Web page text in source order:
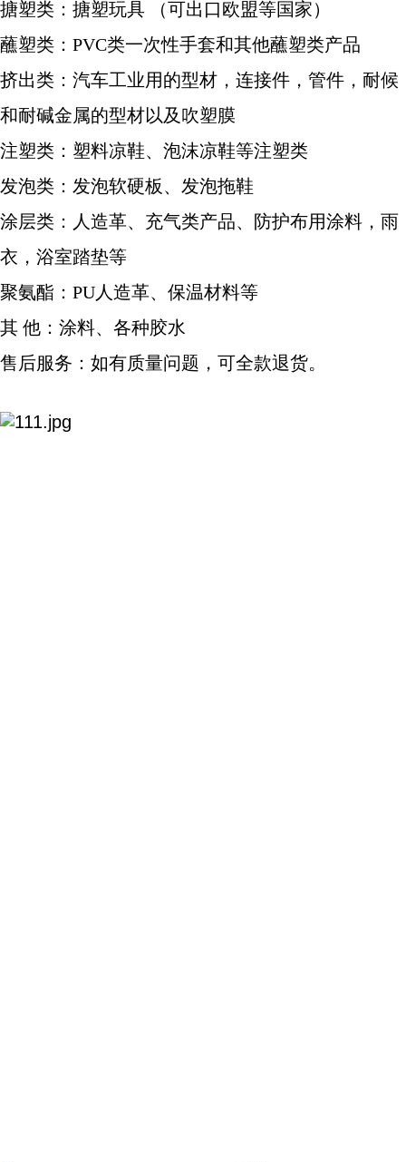
搪塑类：搪塑玩具 （可出口欧盟等国家）
蘸塑类：PVC类一次性手套和其他蘸塑类产品
挤出类：汽车工业用的型材，连接件，管件，耐候
和耐碱金属的型材以及吹塑膜
注塑类：塑料凉鞋、泡沫凉鞋等注塑类
发泡类：发泡软硬板、发泡拖鞋
涂层类：人造革、充气类产品、防护布用涂料，雨
衣，浴室踏垫等
聚氨酯：PU人造革、保温材料等
其 他：涂料、各种胶水
售后服务：如有质量问题，可全款退货。